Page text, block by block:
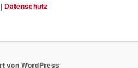
| Datenschutz
von WordPress